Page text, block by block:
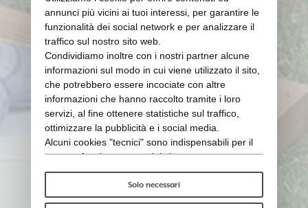
annunci più vicini ai tuoi interessi, per garantire le
funzionalità dei social network e per analizzare il
traffico sul nostro sito web.
Condividiamo inoltre con i nostri partner alcune
informazioni sul modo in cui viene utilizzato il sito,
che potrebbero essere incociate con altre
informazioni che hanno raccolto tramite i loro
servizi, al fine ottenere statistiche sul traffico,
ottimizzare la pubblicità e i social media.
Alcuni cookies "tecnici" sono indispensabili per il
corretto funzionamento del sito e non trattano o
condividono con terzi alcun dato personale. Per
saperne di più puoi consultare la nostra
policy.
Solo necessari